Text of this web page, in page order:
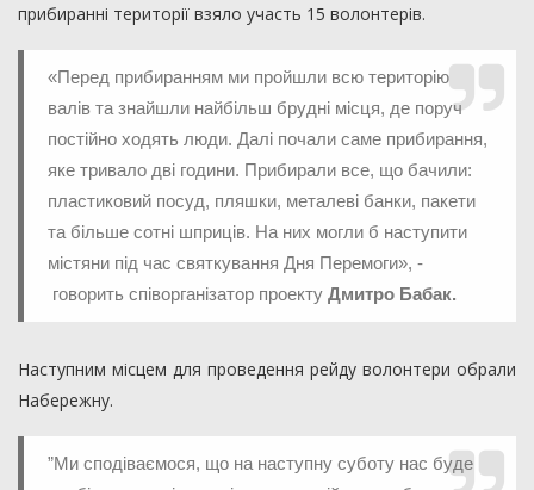
прибиранні території взяло участь 15 волонтерів.
«Перед прибиранням ми пройшли всю територію
валів та знайшли найбільш брудні місця, де поруч
постійно ходять люди. Далі почали саме прибирання,
яке тривало дві години. Прибирали все, що бачили:
пластиковий посуд, пляшки, металеві банки, пакети
та більше сотні шприців. На них могли б наступити
містяни під час святкування Дня Перемоги», -
говорить співорганізатор проекту Дмитро Бабак.
Наступним місцем для проведення рейду волонтери обрали
Набережну.
”Ми сподіваємося, що на наступну суботу нас буде